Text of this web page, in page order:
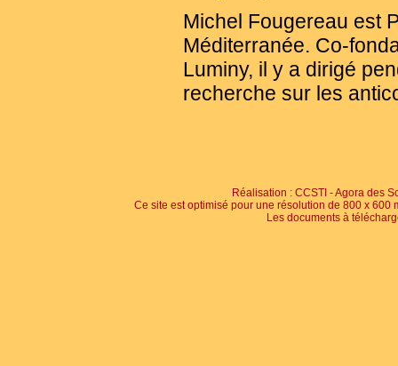
Michel Fougereau est
Méditerranée. Co-
Luminy, il y a dirigé
recherche sur les
Réalisation : CCSTI - Agora des
Ce site est optimisé pour une résolution de 800 x
Les documents à